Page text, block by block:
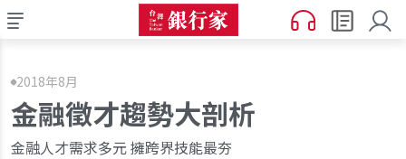
2018年8月
金融徵才趨勢大剖析
金融人才需求多元 擁跨界技能最夯